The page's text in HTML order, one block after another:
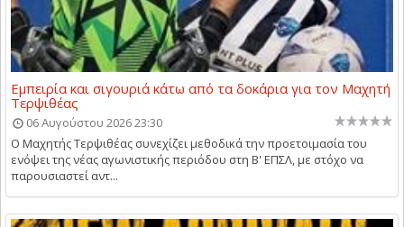
Εμπειρία και σιγουριά κάτω από τα δοκάρια για τον Μαχητή
Τερψιθέας
06 Αυγούστου 2026 23:30
Ο Μαχητής Τερψιθέας συνεχίζει μεθοδικά την προετοιμασία του
ενόψει της νέας αγωνιστικής περιόδου στη Β' ΕΠΣΛ, με στόχο να
παρουσιαστεί αντ...